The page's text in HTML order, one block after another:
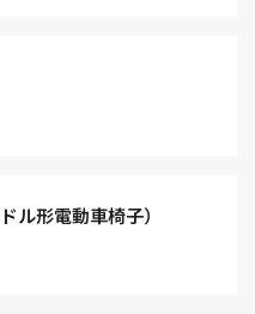
ル形電動車椅子）